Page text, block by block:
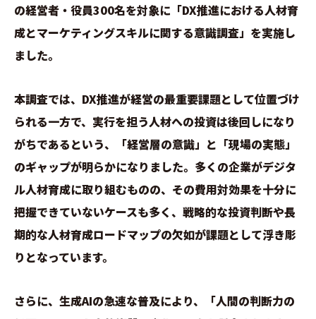
の経営者・役員300名を対象に「DX推進における人材育
成とマーケティングスキルに関する意識調査」を実施し
ました。
本調査では、DX推進が経営の最重要課題として位置づけ
られる一方で、実行を担う人材への投資は後回しになり
がちであるという、「経営層の意識」と「現場の実態」
のギャップが明らかになりました。多くの企業がデジタ
ル人材育成に取り組むものの、その費用対効果を十分に
把握できていないケースも多く、戦略的な投資判断や長
期的な人材育成ロードマップの欠如が課題として浮き彫
りとなっています。
さらに、生成AIの急速な普及により、「人間の判断力の